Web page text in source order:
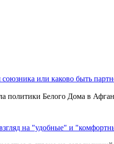
союзника или каково быть
политики Белого Дома в
на "удобные" и